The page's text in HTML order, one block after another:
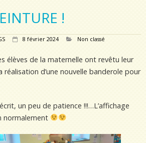
!
8 février 2024 Non classé
élèves de la maternelle ont revêtu leur
réalisation d’une nouvelle banderole pour
un peu de patience !!!…L’affichage
normalement